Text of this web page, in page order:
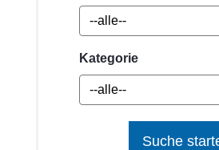
Kategorie
Suche